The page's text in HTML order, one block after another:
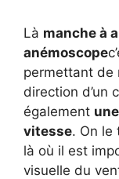
Là manche à
anémoscope
permettant de
direction d’un
également
vitesse. On le
là où il est
visuelle du